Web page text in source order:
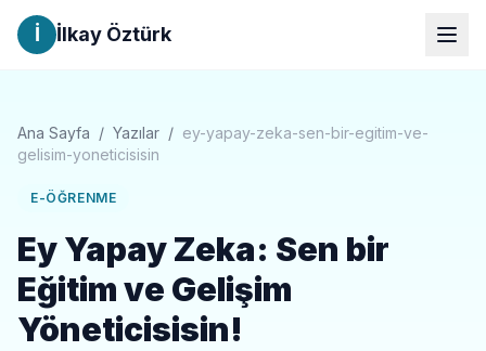
İ İlkay Öztürk
Ana Sayfa / Yazılar / ey-yapay-zeka-sen-bir-egitim-ve-
gelisim-yoneticisisin
E-ÖĞRENME
Ey Yapay Zeka: Sen bir
Eğitim ve Gelişim
Yöneticisisin!